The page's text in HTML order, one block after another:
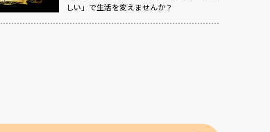
しい」で生活を変えませんか？